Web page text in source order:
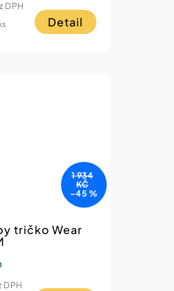
DPH
Detail
1 934
KČ
–45 %
tričko Wear
DPH